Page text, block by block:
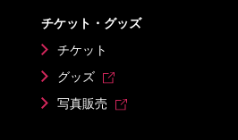
チケット・グッズ
チケット
グッズ
写真販売